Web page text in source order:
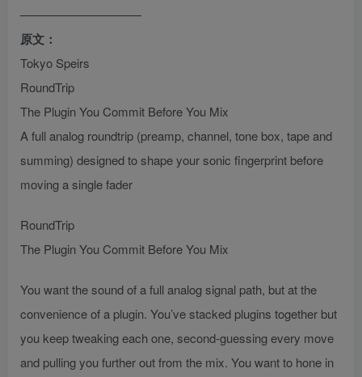
——————————
原文：
Tokyo Speirs
RoundTrip
The Plugin You Commit Before You Mix
A full analog roundtrip (preamp, channel, tone box, tape and
summing) designed to shape your sonic fingerprint before
moving a single fader
RoundTrip
The Plugin You Commit Before You Mix
You want the sound of a full analog signal path, but at the
convenience of a plugin. You’ve stacked plugins together but
you keep tweaking each one, second‑guessing every move
and pulling you further out from the mix. You want to hone in